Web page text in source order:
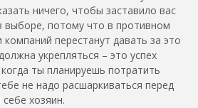
ничего, чтобы заставило вас
выборе, потому что в противном
компаний перестанут давать за это
укрепляться – это успех
ты планируешь потратить
не надо расшаркиваться перед
хозяин.